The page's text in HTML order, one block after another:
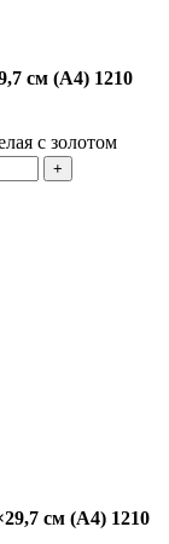
см (А4) 1210
с золотом
см (А4) 1210